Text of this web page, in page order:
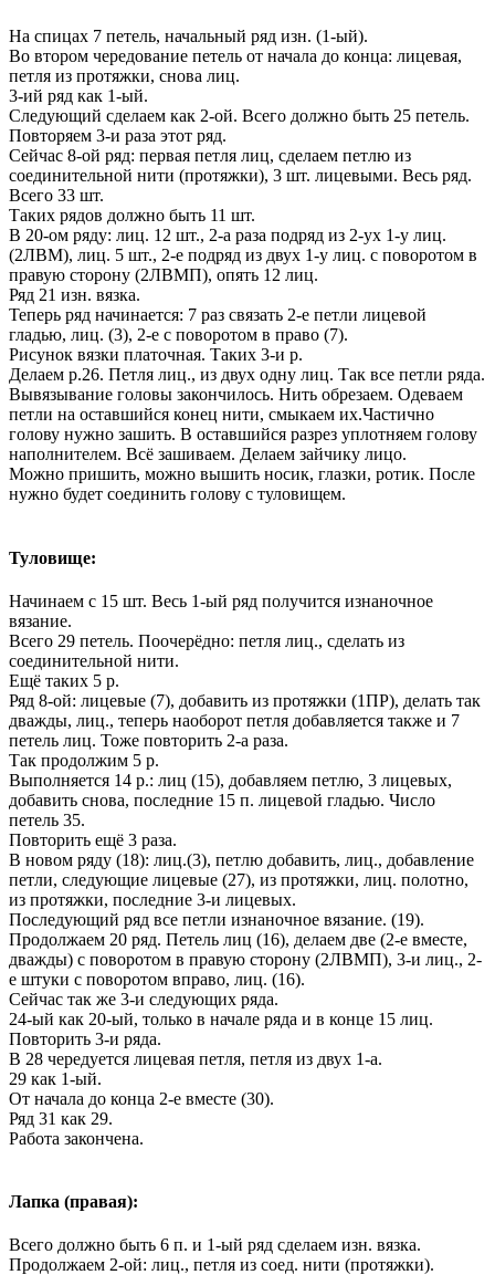
На спицах 7 петель, начальный ряд изн. (1-ый).
Во втором чередование петель от начала до конца: лицевая,
петля из протяжки, снова лиц.
3-ий ряд как 1-ый.
Следующий сделаем как 2-ой. Всего должно быть 25 петель.
Повторяем 3-и раза этот ряд.
Сейчас 8-ой ряд: первая петля лиц, сделаем петлю из
соединительной нити (протяжки), 3 шт. лицевыми. Весь ряд.
Всего 33 шт.
Таких рядов должно быть 11 шт.
В 20-ом ряду: лиц. 12 шт., 2-а раза подряд из 2-ух 1-у лиц.
(2ЛВМ), лиц. 5 шт., 2-е подряд из двух 1-у лиц. с поворотом в
правую сторону (2ЛВМП), опять 12 лиц.
Ряд 21 изн. вязка.
Теперь ряд начинается: 7 раз связать 2-е петли лицевой
гладью, лиц. (3), 2-е с поворотом в право (7).
Рисунок вязки платочная. Таких 3-и р.
Делаем р.26. Петля лиц., из двух одну лиц. Так все петли ряда.
Вывязывание головы закончилось. Нить обрезаем. Одеваем
петли на оставшийся конец нити, смыкаем их.Частично
голову нужно зашить. В оставшийся разрез уплотняем голову
наполнителем. Всё зашиваем. Делаем зайчику лицо.
Можно пришить, можно вышить носик, глазки, ротик. После
нужно будет соединить голову с туловищем.
Туловище:
Начинаем с 15 шт. Весь 1-ый ряд получится изнаночное
вязание.
Всего 29 петель. Поочерёдно: петля лиц., сделать из
соединительной нити.
Ещё таких 5 р.
Ряд 8-ой: лицевые (7), добавить из протяжки (1ПР), делать так
дважды, лиц., теперь наоборот петля добавляется также и 7
петель лиц. Тоже повторить 2-а раза.
Так продолжим 5 р.
Выполняется 14 р.: лиц (15), добавляем петлю, 3 лицевых,
добавить снова, последние 15 п. лицевой гладью. Число
петель 35.
Повторить ещё 3 раза.
В новом ряду (18): лиц.(3), петлю добавить, лиц., добавление
петли, следующие лицевые (27), из протяжки, лиц. полотно,
из протяжки, последние 3-и лицевых.
Последующий ряд все петли изнаночное вязание. (19).
Продолжаем 20 ряд. Петель лиц (16), делаем две (2-е вместе,
дважды) с поворотом в правую сторону (2ЛВМП), 3-и лиц., 2-
е штуки с поворотом вправо, лиц. (16).
Сейчас так же 3-и следующих ряда.
24-ый как 20-ый, только в начале ряда и в конце 15 лиц.
Повторить 3-и ряда.
В 28 чередуется лицевая петля, петля из двух 1-а.
29 как 1-ый.
От начала до конца 2-е вместе (30).
Ряд 31 как 29.
Работа закончена.
Лапка (правая):
Всего должно быть 6 п. и 1-ый ряд сделаем изн. вязка.
Продолжаем 2-ой: лиц., петля из соед. нити (протяжки).